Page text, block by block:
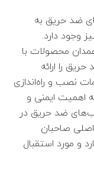
ضد حریق به
وجود دارد.
محصولات با
را ارائه
نصب و راه‌اندازی
اهمیت ایمنی و
ضد حریق در
صاحبان
و مورد استقبال